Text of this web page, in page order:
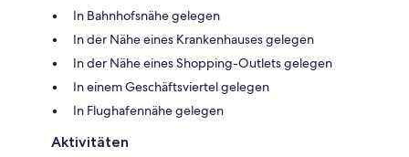
In Bahnhofsnähe gelegen
In der Nähe eines Krankenhauses gelegen
In der Nähe eines Shopping-Outlets gelegen
In einem Geschäftsviertel gelegen
In Flughafennähe gelegen
Aktivitäten